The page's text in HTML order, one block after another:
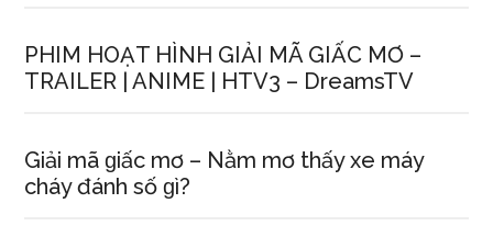
PHIM HOẠT HÌNH GIẢI MÃ GIẤC MƠ –
TRAILER | ANIME | HTV3 – DreamsTV
Giải mã ɡiấc mơ – Nằm mơ thấy xe máy
cháy đánh ѕố ɡì?